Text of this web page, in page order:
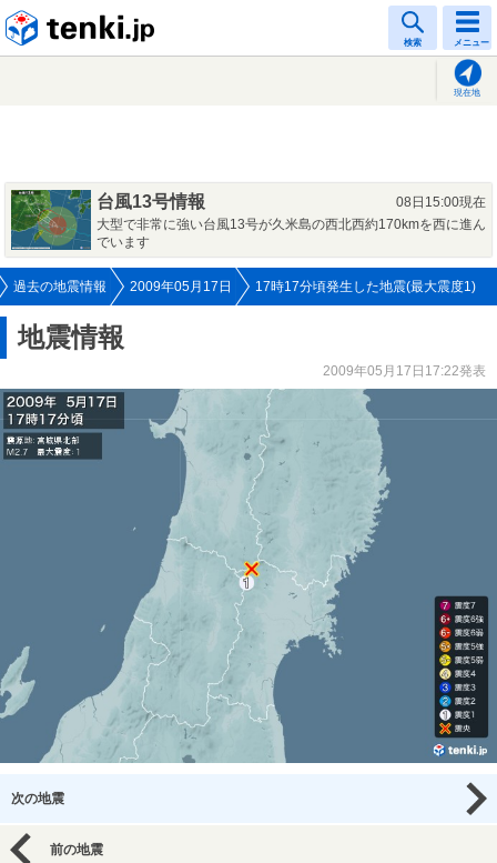
検索 メニュー
現在地
台風13号情報
08日15:00現在
大型で非常に強い台風13号が久米島の西北西約170kmを西に進ん
でいます
過去の地震情報 2009年05月17日 17時17分頃発生した地震(最大震度1)
地震情報
2009年05月17日17:22発表
次の地震
前の地震